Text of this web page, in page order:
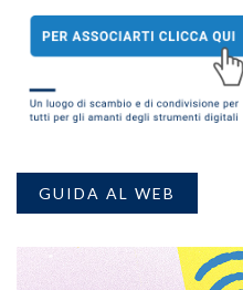
GUIDA AL WEB